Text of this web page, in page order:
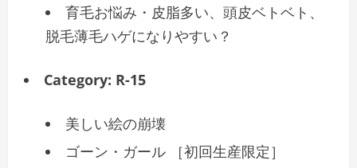
育毛お悩み・皮脂多い、頭皮ベトベト、
脱毛薄毛ハゲになりやすい？
Category: R-15
美しい絵の崩壊
ゴーン・ガール ［初回生産限定］